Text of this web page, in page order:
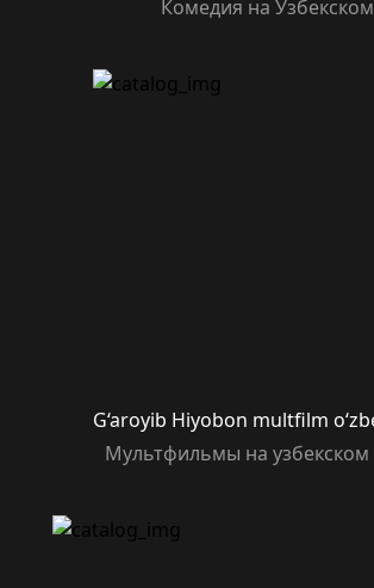
Комедия на Узбекском
G‘aroyib Hiyobon multfilm
Мультфильмы на узбекском